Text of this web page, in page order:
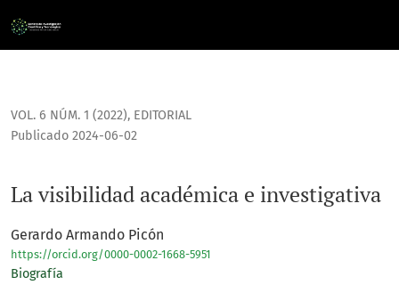
VOL. 6 NÚM. 1 (2022), EDITORIAL
La visibilidad académica e investigativa
Publicado 2024-06-02
Gerardo Armando Picón
https://orcid.org/0000-0002-1668-5951
Biografía